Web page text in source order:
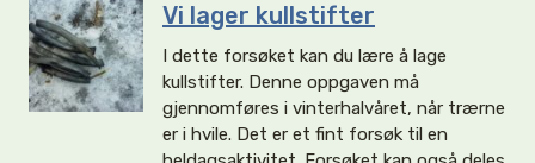
Vi lager kullstifter
I dette forsøket kan du lære å lage
kullstifter. Denne oppgaven må
gjennomføres i vinterhalvåret, når trærne
er i hvile. Det er et fint forsøk til en